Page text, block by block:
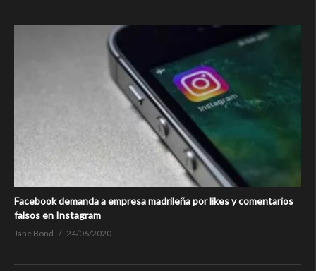
Facebook demanda a empresa madrileña por likes y comentarios
falsos en Instagram
Jane Bond 24/06/2020